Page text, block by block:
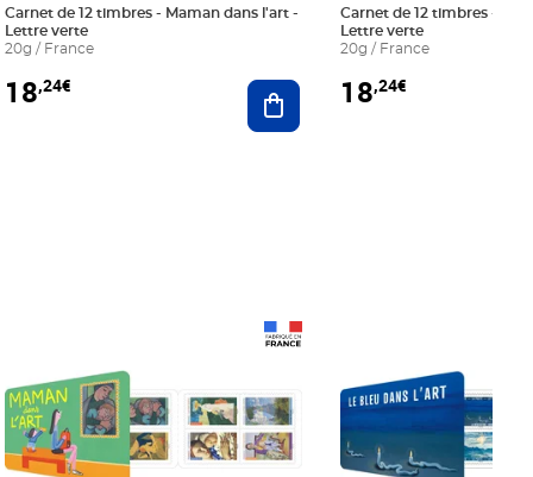
au panier
Carnet de 12 timbres - Maman dans l'art -
Lettre verte
20g / France
18,24€ Ajouter au panier
Carnet de 12 timbres - Le
Lettre verte
20g / France
18,24€